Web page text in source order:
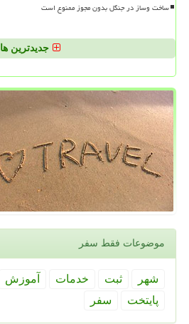
ساخت وساز در جنگل بدون مجوز ممنوع است
جدیدترین ها
موضوعات فقط سفر
شهر ثبت خدمات آموزش
پایتخت
سفر